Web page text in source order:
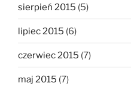
sierpień 2015 (5)
lipiec 2015 (6)
czerwiec 2015 (7)
maj 2015 (7)